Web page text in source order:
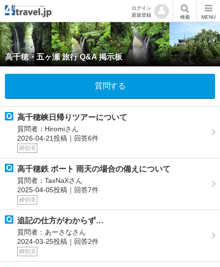
ログイン
新規登録
検索 MENU
高千穂・五ヶ瀬 旅行 Q&A 掲示板
質問する
高千穂峡日帰りツアーについて
質問者：Hiromiさん
2026-04-21投稿｜回答6件
締切済
高千穂鉄 ボート 雨天の場合の備えについて
質問者：TaxNaXさん
2025-04-05投稿｜回答7件
締切済
追記の仕方がわからず…
質問者：あーさなさん
2024-03-25投稿｜回答2件
締切済